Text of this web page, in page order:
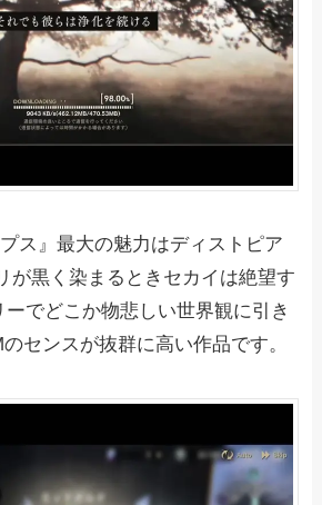
ス』最大の魅力はディストピア
が黒く染まるときセカイは絶望す
でどこか物悲しい世界観に引き
センスが抜群に高い作品です。